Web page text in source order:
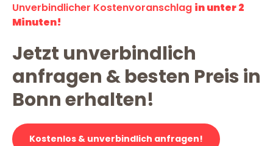
Unverbindlicher Kostenvoranschlag in unter 2
Minuten!
Jetzt unverbindlich
anfragen & besten Preis in
Bonn erhalten!
Kostenlos & unverbindlich anfragen!